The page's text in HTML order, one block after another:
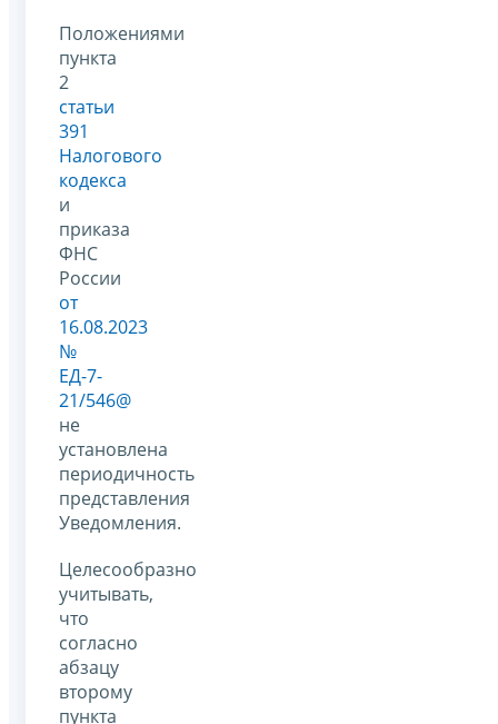
Положениями
пункта
2
статьи
391
Налогового
кодекса
и
приказа
ФНС
России
от
16.08.2023
№
ЕД-7-
21/546@
не
установлена
периодичность
представления
Уведомления.
Целесообразно
учитывать,
что
согласно
абзацу
второму
пункта